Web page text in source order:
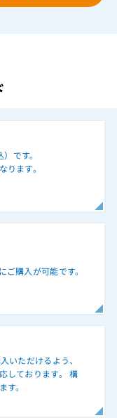
です。
ります。
購入が可能です。
いただけるよう、
しております。 構
。